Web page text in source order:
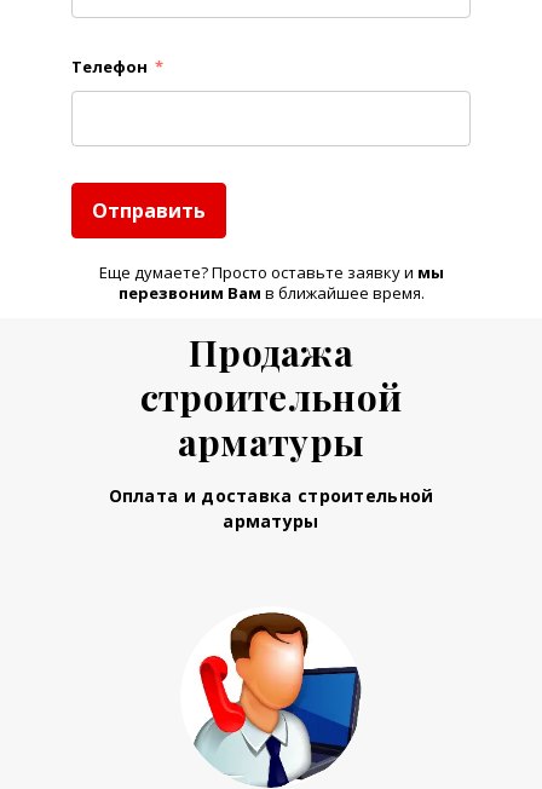
Телефон *
Отправить
Еще думаете? Просто оставьте заявку и мы
перезвоним Вам в ближайшее время.
Продажа
строительной
арматуры
Оплата и доставка строительной
арматуры